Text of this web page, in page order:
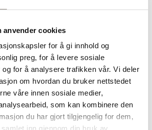
anvender cookies
for å gi innhold og
preg, for å levere sosiale
og for å analysere trafikken vår. Vi deler
om hvordan du bruker nettstedet
våre innen sosiale medier,
som kan kombinere den
du har gjort tilgjengelig for dem,
god fiskesaus
el chilipulver (evt 1/2 ts-
ingefær, revet
revet